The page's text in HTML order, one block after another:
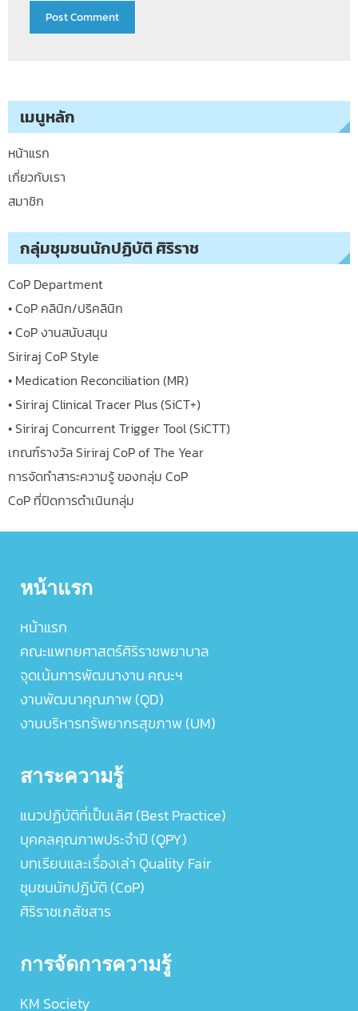
เมนูหลัก
หน้าแรก
เกี่ยวกับเรา
สมาชิก
กลุ่มชุมชนนักปฏิบัติ ศิริราช
CoP Department
• CoP คลินิก/ปริคลินิก
• CoP งานสนับสนุน
Siriraj CoP Style
• Medication Reconciliation (MR)
• Siriraj Clinical Tracer Plus (SiCT+)
• Siriraj Concurrent Trigger Tool (SiCTT)
เกณฑ์รางวัล Siriraj CoP of The Year
การจัดทำสาระความรู้ ของกลุ่ม CoP
CoP ที่ปิดการดำเนินกลุ่ม
หน้าแรก
หน้าแรก
คณะแพทยศาสตร์ศิริราชพยาบาล
จุดเน้นการพัฒนางาน คณะฯ
งานพัฒนาคุณภาพ (QD)
งานบริหารทรัพยากรสุขภาพ (UM)
สาระความรู้
แนวปฏิบัติที่เป็นเลิศ (Best Practice)
บุคคลคุณภาพประจำปี (QPY)
บทเรียนและเรื่องเล่า Quality Fair
ชุมชนนักปฏิบัติ (CoP)
ศิริราชเภสัชสาร
การจัดการความรู้
KM Society